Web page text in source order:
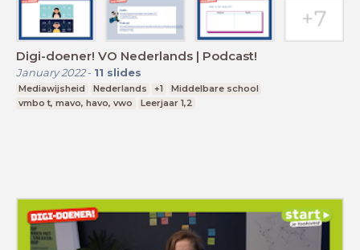
Digi-doener! VO Nederlands | Podcast!
January 2022- 11 slides
Mediawijsheid Nederlands +1
Middelbare school
vmbo t, mavo, havo, vwo
Leerjaar 1,2